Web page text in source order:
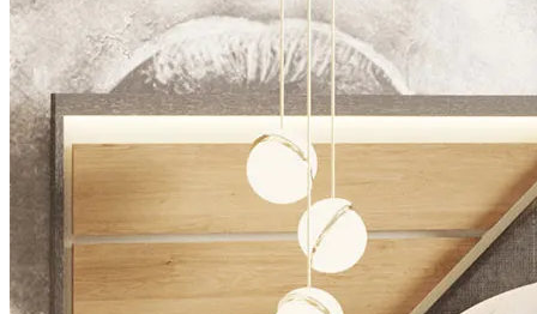
Salón de Entrada
Consolas
Espejos
Macetas
Puffs
Oficina
Escritorios
Sillas
Colecciones